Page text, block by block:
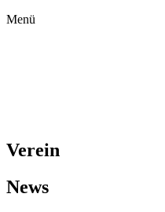
Menü
Verein
News